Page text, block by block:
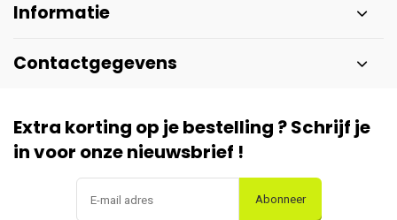
Informatie
Contactgegevens
Extra korting op je bestelling ? Schrijf je
in voor onze nieuwsbrief !
Abonneer